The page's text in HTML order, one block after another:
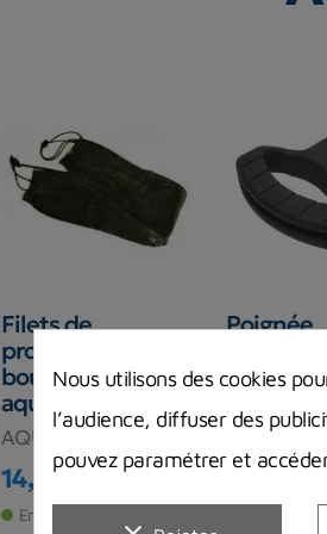
Filets de
protection
bouteilles
aqualung
AQUALUNG
Prix
14,90 €
En stock magasin
Poignée
bloc de
Prix
29,00 €
Nous utilisons des cookies
l’audience, diffuser des
pouvez paramétrer et